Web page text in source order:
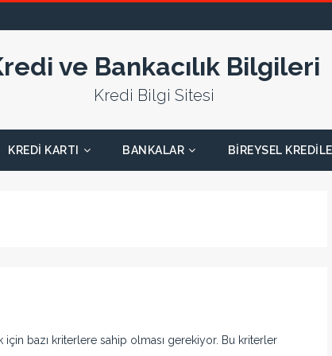
ve Bankacılık Bilgileri
Kredi Bilgi Sitesi
KREDI KARTI BANKALAR BIREYSEL
bazı kriterlere sahip olması gerekiyor. Bu kriterler